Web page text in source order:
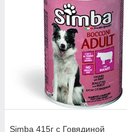
Simba 415г с Говядиной